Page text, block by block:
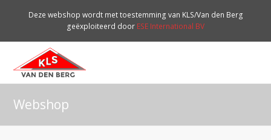
Deze webshop wordt met toestemming van KLS/Van den Berg
geëxploiteerd door ESE International BV
Webshop